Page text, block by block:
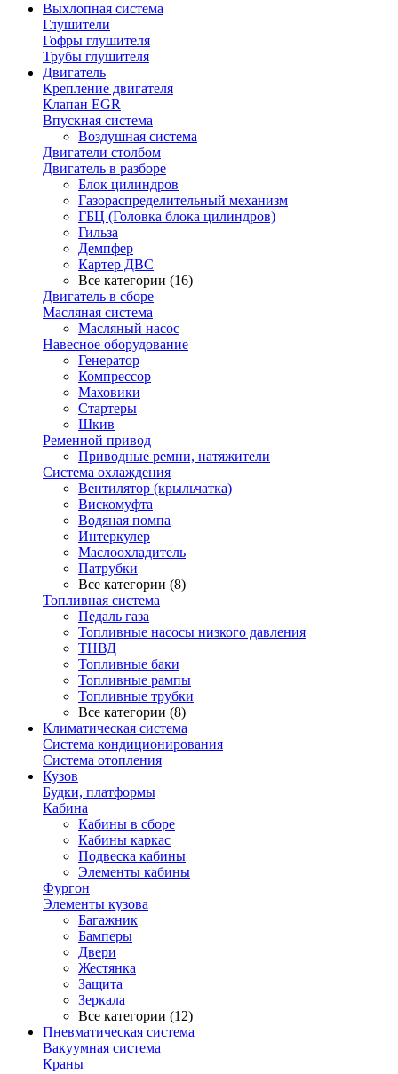
Выхлопная система
Глушители
Гофры глушителя
Трубы глушителя
Двигатель
Крепление двигателя
Клапан EGR
Впускная система
Воздушная система
Двигатели столбом
Двигатель в разборе
Блок цилиндров
Газораспределительный механизм
ГБЦ (Головка блока цилиндров)
Гильза
Демпфер
Картер ДВС
Все категории (16)
Двигатель в сборе
Масляная система
Масляный насос
Навесное оборудование
Генератор
Компрессор
Маховики
Стартеры
Шкив
Ременной привод
Приводные ремни, натяжители
Система охлаждения
Вентилятор (крыльчатка)
Вискомуфта
Водяная помпа
Интеркулер
Маслоохладитель
Патрубки
Все категории (8)
Топливная система
Педаль газа
Топливные насосы низкого давления
ТНВД
Топливные баки
Топливные рампы
Топливные трубки
Все категории (8)
Климатическая система
Система кондиционирования
Система отопления
Кузов
Будки, платформы
Кабина
Кабины в сборе
Кабины каркас
Подвеска кабины
Элементы кабины
Фургон
Элементы кузова
Багажник
Бамперы
Двери
Жестянка
Защита
Зеркала
Все категории (12)
Пневматическая система
Вакуумная система
Краны